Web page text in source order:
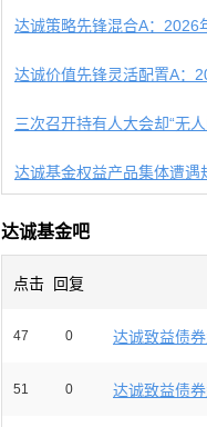
三次召开持有人大会却“无
达诚基金权益产品集体遭遇
达诚基金吧
点击 回复
47 0 达诚致益债
51 0 达诚致益债